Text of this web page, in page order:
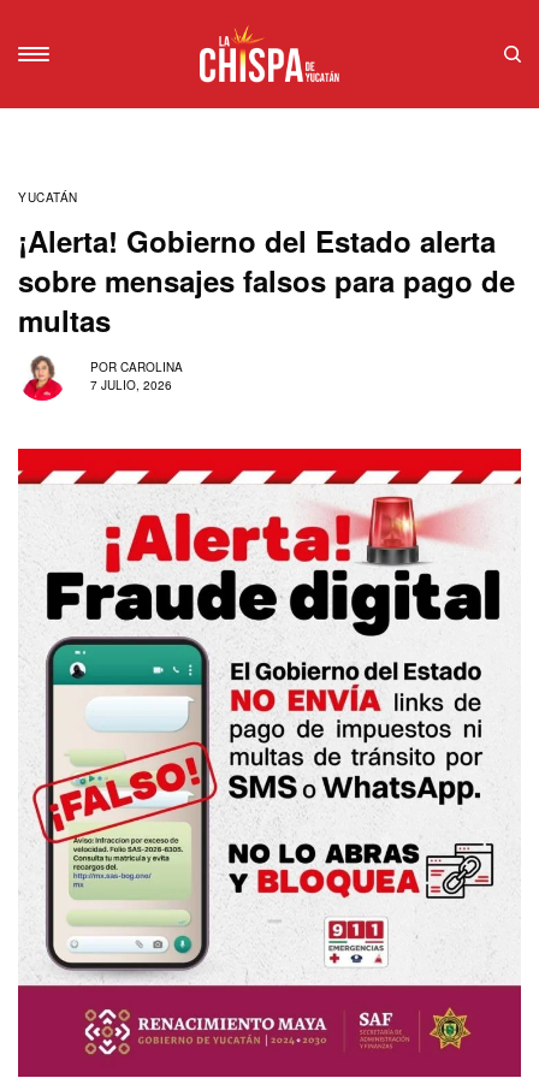
YUCATÁN
¡Alerta! Gobierno del Estado alerta
sobre mensajes falsos para pago de
multas
POR CAROLINA
7 JULIO, 2026